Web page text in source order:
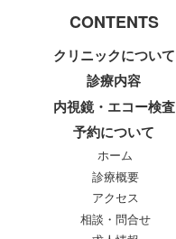
CONTENTS
クリニックについて
診療内容
内視鏡・エコー検査
予約について
ホーム
診療概要
アクセス
相談・問合せ